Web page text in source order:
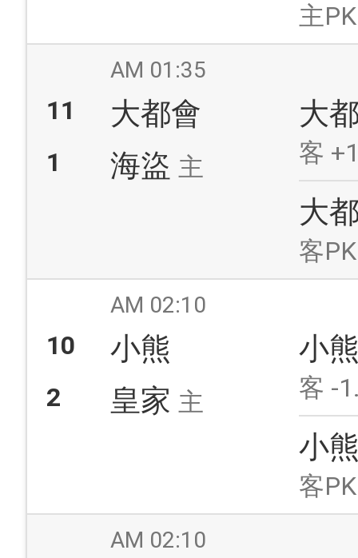
主PK
AM 01:35
11 大都會
1 海盜 主
大
客
大
客PK
AM 02:10
10 小熊
2 皇家 主
小
客 -
小
客PK
AM 02:10